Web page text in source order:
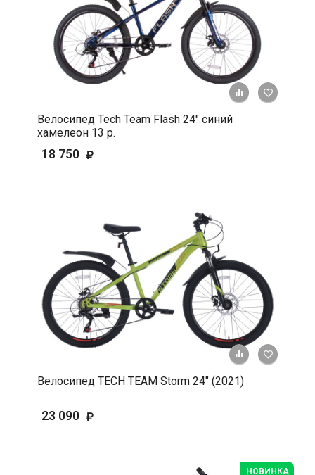
+ К
Велосипед Tech Team Flash 24" синий
хамелеон 13 р.
18 750
+ К
Велосипед TECH TEAM Storm 24" (2021)
23 090
НОВИНКА